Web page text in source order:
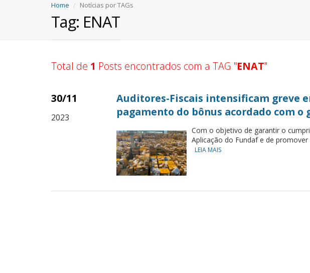
Home Notícias por TAGs
Tag: ENAT
Total de 1 Posts encontrados com a TAG "ENAT"
30/11
2023
Auditores-Fiscais intensificam greve
pagamento do bônus acordado com o
Com o objetivo de garantir o
Aplicação do Fundaf e de
LEIA MAIS